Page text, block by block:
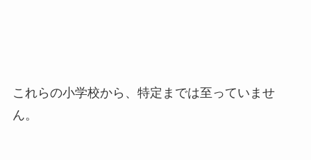
これらの小学校から、特定までは至っていませ
ん。